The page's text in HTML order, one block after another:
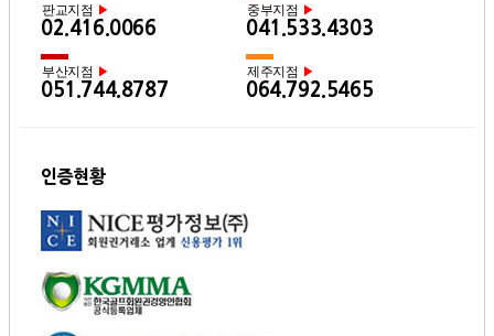
판교지점 ▶
02.416.0066
중부지점 ▶
041.533.4303
부산지점 ▶
051.744.8787
제주지점 ▶
064.792.5465
인증현황